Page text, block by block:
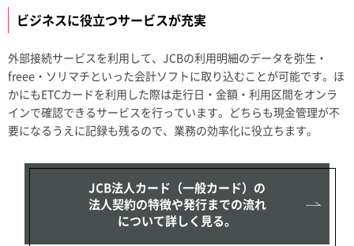
ビジネスに役立つサービスが充実
外部接続サービスを利用して、JCBの利用明細のデータを弥生・
freee・ソリマチといった会計ソフトに取り込むことが可能です。ほ
かにもETCカードを利用した際は走行日・金額・利用区間をオンラ
インで確認できるサービスを行っています。どちらも現金管理が不
要になるうえに記録も残るので、業務の効率化に役立ちます。
JCB法人カード（一般カード）の
法人契約の特徴や発行までの流れ
について詳しく見る。